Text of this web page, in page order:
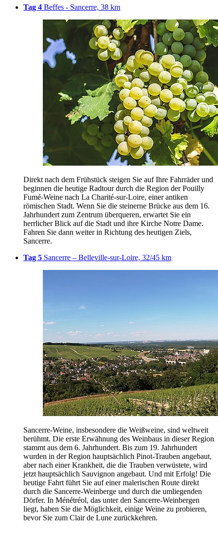
Tag 4 Beffes - Sancerre, 38 km
Direkt nach dem Frühstück steigen Sie auf Ihre Fahrräder und
beginnen die heutige Radtour durch die Region der Pouilly
Fumé-Weine nach La Charité-sur-Loire, einer antiken
römischen Stadt. Wenn Sie die steinerne Brücke aus dem 16.
Jahrhundert zum Zentrum überqueren, erwartet Sie ein
herrlicher Blick auf die Stadt und ihre Kirche Notre Dame.
Fahren Sie dann weiter in Richtung des heutigen Ziels,
Sancerre.
Tag 5 Sancerre – Belleville-sur-Loire, 32/45 km
Sancerre-Weine, insbesondere die Weißweine, sind weltweit
berühmt. Die erste Erwähnung des Weinbaus in dieser Region
stammt aus dem 6. Jahrhundert. Bis zum 19. Jahrhundert
wurden in der Region hauptsächlich Pinot-Trauben angebaut,
aber nach einer Krankheit, die die Trauben verwüstete, wird
jetzt hauptsächlich Sauvignon angebaut. Und mit Erfolg! Die
heutige Fahrt führt Sie auf einer malerischen Route direkt
durch die Sancerre-Weinberge und durch die umliegenden
Dörfer. In Ménétréol, das unter den Sancerre-Weinbergen
liegt, haben Sie die Möglichkeit, einige Weine zu probieren,
bevor Sie zum Clair de Lune zurückkehren.